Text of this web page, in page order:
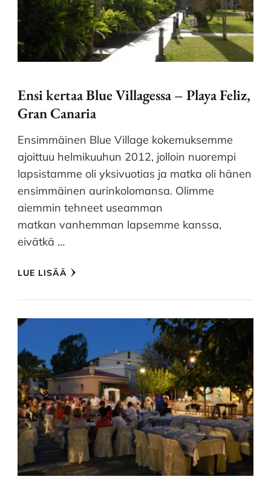
Ensi kertaa Blue Villagessa – Playa Feliz,
Gran Canaria
Ensimmäinen Blue Village kokemuksemme
ajoittuu helmikuuhun 2012, jolloin nuorempi
lapsistamme oli yksivuotias ja matka oli hänen
ensimmäinen aurinkolomansa. Olimme
aiemmin tehneet useamman
matkan vanhemman lapsemme kanssa,
eivätkä …
LUE LISÄÄ